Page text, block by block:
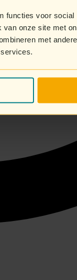
functies voor
onze site met
met